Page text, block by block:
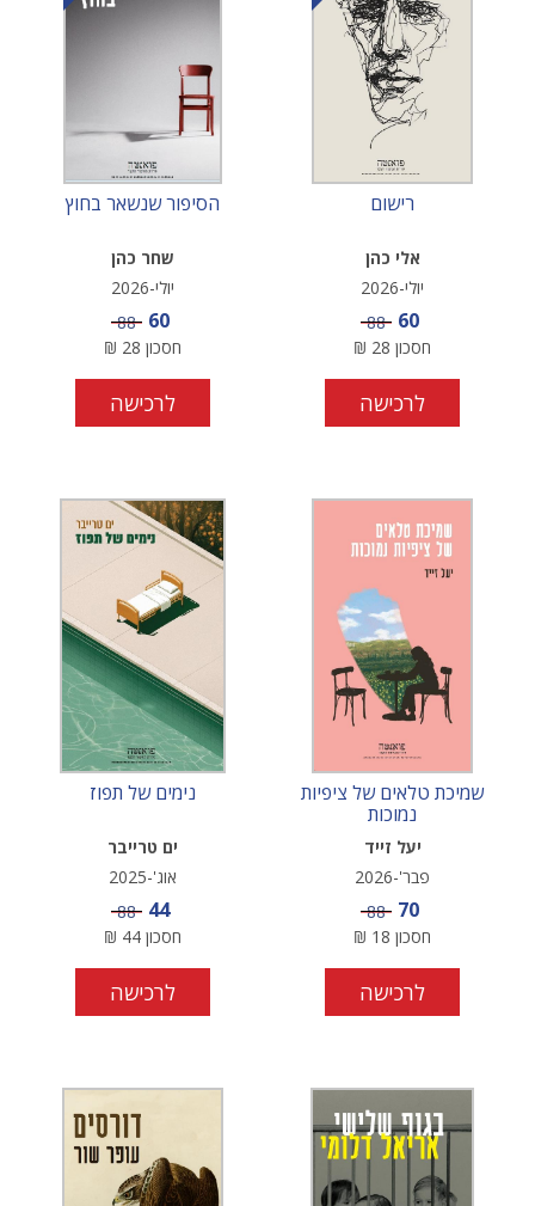
רישום
אלי כהן
יולי-2026
מחיר מבצע
60 מחיר
88
חסכון 28
₪
לרכישה
הסיפור שנשאר בחוץ
שחר כהן
יולי-2026
מחיר מבצע
60 מחיר
88
חסכון 28
₪
לרכישה
שמיכת טלאים של ציפיות
נמוכות
יעל זייד
פבר'-2026
מחיר מבצע
70 מחיר
88
חסכון 18
₪
לרכישה
נימים של תפוז
ים טרייבר
אוג'-2025
מחיר מבצע
44 מחיר
88
חסכון 44
₪
לרכישה